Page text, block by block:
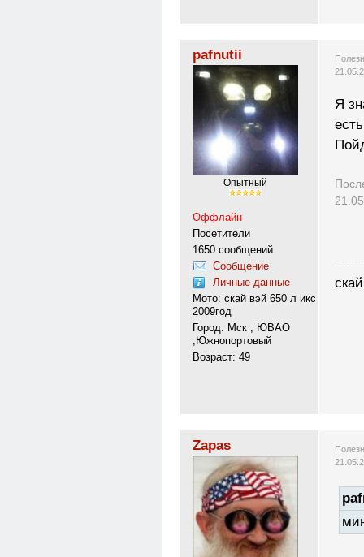
pafnutii
Опытный
Оффлайн
Посетители
1650 сообщений
Сообщение
Личные данные
Мото: скай вэй 650 л икс
2009год
Город: Мск ; ЮВАО
;Южнопортовый
Возраст: 49
Я
Zapas